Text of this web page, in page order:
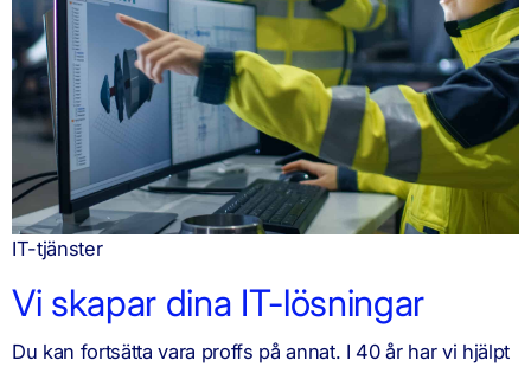
IT-tjänster
Vi skapar dina IT-lösningar
Du kan fortsätta vara proffs på annat. I 40 år har vi hjälpt